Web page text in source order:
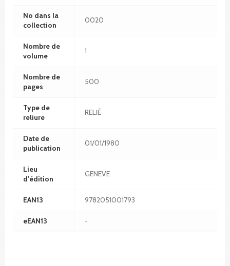
No dans la
collection
0020
Nombre de
volume
1
Nombre de
pages
500
Type de
reliure
RELIÉ
Date de
publication
01/01/1980
Lieu
d'édition
GENEVE
EAN13 9782051001793
eEAN13 -